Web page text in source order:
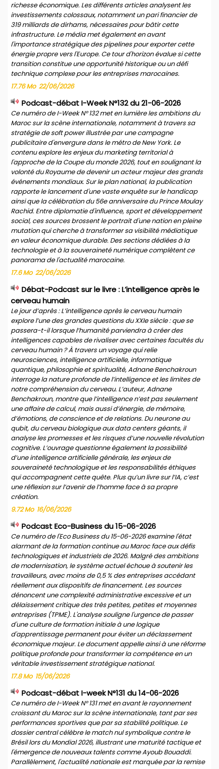
richesse économique. Les différents articles analysent les
investissements colossaux, notamment un pari financier de
319 milliards de dirhams, nécessaires pour bâtir cette
infrastructure. Le média met également en avant
l'importance stratégique des pipelines pour exporter cette
énergie propre vers l'Europe. Ce tour d'horizon évalue si cette
transition constitue une opportunité historique ou un défi
technique complexe pour les entreprises marocaines.
17.76 Mo 22/06/2026
Podcast-débat I-Week N°132 du 21-06-2026
Ce numéro de I-Week N° 132 met en lumière les ambitions du
Maroc sur la scène internationale, notamment à travers sa
stratégie de soft power illustrée par une campagne
publicitaire d'envergure dans le métro de New York. Le
contenu explore les enjeux du marketing territorial à
l'approche de la Coupe du monde 2026, tout en soulignant la
volonté du Royaume de devenir un acteur majeur des grands
événements mondiaux. Sur le plan national, la publication
rapporte le lancement d'une vaste enquête sur le handicap
ainsi que la célébration du 56e anniversaire du Prince Moulay
Rachid. Entre diplomatie d'influence, sport et développement
social, ces sources brossent le portrait d'une nation en pleine
mutation qui cherche à transformer sa visibilité médiatique
en valeur économique durable. Des sections dédiées à la
technologie et à la souveraineté numérique complètent ce
panorama de l'actualité marocaine.
17.6 Mo 22/06/2026
Débat-Podcast sur le livre : L’intelligence après le
cerveau humain
Le jour d’après : L’intelligence après le cerveau humain
explore l’une des grandes questions du XXIe siècle : que se
passera-t-il lorsque l’humanité parviendra à créer des
intelligences capables de rivaliser avec certaines facultés du
cerveau humain ? À travers un voyage qui relie
neurosciences, intelligence artificielle, informatique
quantique, philosophie et spiritualité, Adnane Benchakroun
interroge la nature profonde de l’intelligence et les limites de
notre compréhension du cerveau. L’auteur, Adnane
Benchakroun, montre que l’intelligence n’est pas seulement
une affaire de calcul, mais aussi d’énergie, de mémoire,
d’émotions, de conscience et de relations. Du neurone au
qubit, du cerveau biologique aux data centers géants, il
analyse les promesses et les risques d’une nouvelle révolution
cognitive. L’ouvrage questionne également la possibilité
d’une intelligence artificielle générale, les enjeux de
souveraineté technologique et les responsabilités éthiques
qui accompagnent cette quête. Plus qu’un livre sur l’IA, c’est
une réflexion sur l’avenir de l’homme face à sa propre
création.
9.72 Mo 16/06/2026
Podcast Eco-Business du 15-06-2026
Ce numéro de l'Eco Business du 15-06-2026 examine l'état
alarmant de la formation continue au Maroc face aux défis
technologiques et industriels de 2026. Malgré des ambitions
de modernisation, le système actuel échoue à soutenir les
travailleurs, avec moins de 0,5 % des entreprises accédant
réellement aux dispositifs de financement. Les sources
dénoncent une complexité administrative excessive et un
délaissement critique des très petites, petites et moyennes
entreprises (TPME). L'analyse souligne l'urgence de passer
d'une culture de formation initiale à une logique
d'apprentissage permanent pour éviter un déclassement
économique majeur. Le document appelle ainsi à une réforme
politique profonde pour transformer la compétence en un
véritable investissement stratégique national.
17.8 Mo 15/06/2026
Podcast-débat I-week N°131 du 14-06-2026
Ce numéro de I-Week N° 131 met en avant le rayonnement
croissant du Maroc sur la scène internationale, tant par ses
performances sportives que par sa stabilité politique. Le
dossier central célèbre le match nul symbolique contre le
Brésil lors du Mondial 2026, illustrant une maturité tactique et
l'émergence de nouveaux talents comme Ayoub Bouaddi.
Parallèlement, l'actualité nationale est marquée par la remise